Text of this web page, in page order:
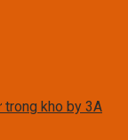
trong kho by 3A